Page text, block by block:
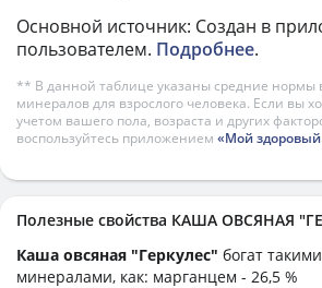
Основной источник: Создан в
пользователем. Подробнее.
** В данной таблице указаны средние нормы
минералов для взрослого человека. Если вы
учетом вашего пола, возраста и других
воспользуйтесь приложением «Мой
Полезные свойства КАША ОВСЯНАЯ
Каша овсяная "Геркулес" богат
минералами, как: марганцем - 26,5 %